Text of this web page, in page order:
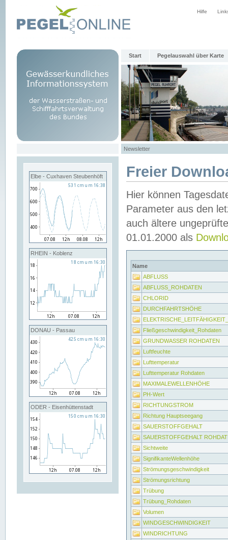
Hilfe
Start Pegelauswahl über Karte
Newsletter
Elbe - Cuxhaven Steubenhöft
RHEIN - Koblenz
DONAU - Passau
ODER - Eisenhüttenstadt
Freier
Hier können
Parameter aus den
auch ältere
01.01.2000 als
Name
ABFLUSS
ABFLUSS_ROHDATEN
CHLORID
DURCHFAHRTSHÖHE
Fließgeschwindigkeit_Rohdaten
GRUNDWASSER ROHDATEN
Luftfeuchte
Lufttemperatur
Lufttemperatur Rohdaten
MAXIMALEWELLENHÖHE
PH-Wert
RICHTUNGSTROM
Richtung Hauptseegang
SAUERSTOFFGEHALT
SAUERSTOFFGEHALT
Sichtweite
SignifikanteWellenhöhe
Strömungsgeschwindigkeit
Strömungsrichtung
Trübung
Trübung_Rohdaten
Volumen
WINDGESCHWINDIGKEIT
WINDRICHTUNG